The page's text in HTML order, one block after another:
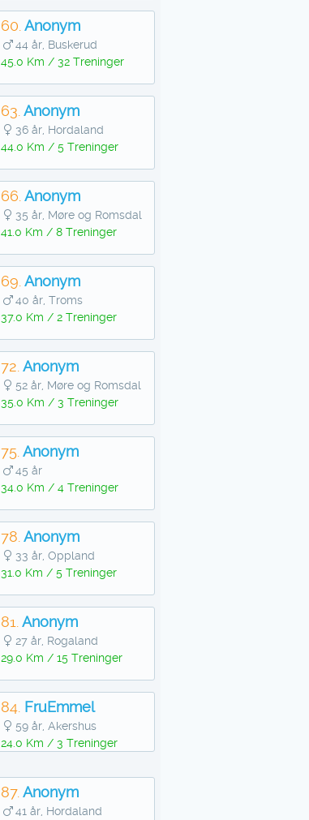
60. Anonym
44 år, Buskerud
45.0 Km / 32 Treninger
63. Anonym
36 år, Hordaland
44.0 Km / 5 Treninger
66. Anonym
35 år, Møre og Romsdal
41.0 Km / 8 Treninger
69. Anonym
40 år, Troms
37.0 Km / 2 Treninger
72. Anonym
52 år, Møre og Romsdal
35.0 Km / 3 Treninger
75. Anonym
45 år
34.0 Km / 4 Treninger
78. Anonym
33 år, Oppland
31.0 Km / 5 Treninger
81. Anonym
27 år, Rogaland
29.0 Km / 15 Treninger
84. FruEmmel
59 år, Akershus
24.0 Km / 3 Treninger
87. Anonym
41 år, Hordaland